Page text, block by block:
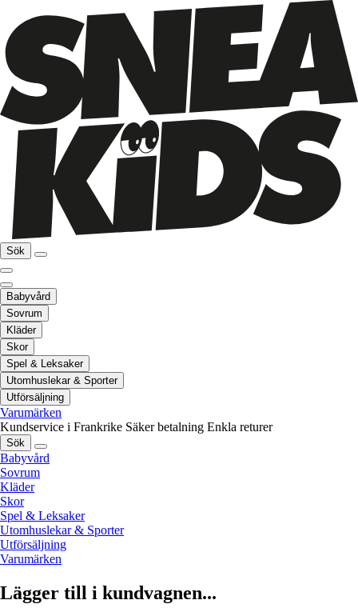
Sök
Babyvård
Sovrum
Kläder
Skor
Spel & Leksaker
Utomhuslekar & Sporter
Utförsäljning
Varumärken
Kundservice i Frankrike Säker betalning Enkla returer
Sök
Babyvård
Sovrum
Kläder
Skor
Spel & Leksaker
Utomhuslekar & Sporter
Utförsäljning
Varumärken
Lägger till i kundvagnen...